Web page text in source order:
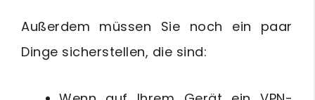
Außerdem müssen Sie noch ein paar
Dinge sicherstellen, die sind: